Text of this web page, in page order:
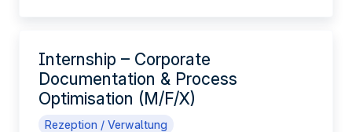
Internship – Corporate
Documentation & Process
Optimisation (M/F/X)
Rezeption / Verwaltung